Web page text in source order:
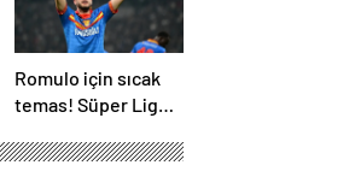
Romulo için sıcak
temas! Süper Lig
ateşini yaktı!